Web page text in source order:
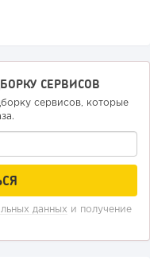
СЕРВИСОВ
сервисов, которые
данных и получение